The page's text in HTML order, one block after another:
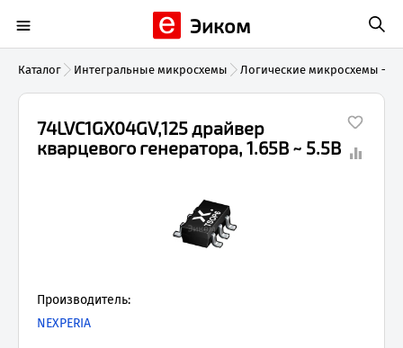
Эиком
Каталог Интегральные микросхемы Логические микросхемы —
74LVC1GX04GV,125 драйвер
кварцевого генератора, 1.65В ~ 5.5В
Производитель:
NEXPERIA